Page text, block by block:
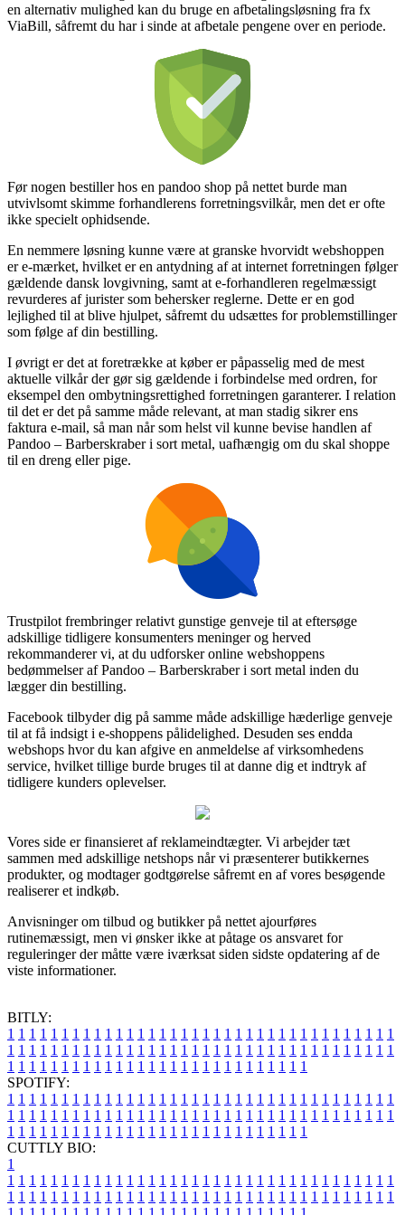
en alternativ mulighed kan du bruge en afbetalingsløsning fra fx
ViaBill, såfremt du har i sinde at afbetale pengene over en periode.
Før nogen bestiller hos en pandoo shop på nettet burde man
utvivlsomt skimme forhandlerens forretningsvilkår, men det er ofte
ikke specielt ophidsende.
En nemmere løsning kunne være at granske hvorvidt webshoppen
er e-mærket, hvilket er en antydning af at internet forretningen følger
gældende dansk lovgivning, samt at e-forhandleren regelmæssigt
revurderes af jurister som behersker reglerne. Dette er en god
lejlighed til at blive hjulpet, såfremt du udsættes for problemstillinger
som følge af din bestilling.
I øvrigt er det at foretrække at køber er påpasselig med de mest
aktuelle vilkår der gør sig gældende i forbindelse med ordren, for
eksempel den ombytningsrettighed forretningen garanterer. I relation
til det er det på samme måde relevant, at man stadig sikrer ens
faktura e-mail, så man når som helst vil kunne bevise handlen af
Pandoo – Barberskraber i sort metal, uafhængig om du skal shoppe
til en dreng eller pige.
Trustpilot frembringer relativt gunstige genveje til at eftersøge
adskillige tidligere konsumenters meninger og herved
rekommanderer vi, at du udforsker online webshoppens
bedømmelser af Pandoo – Barberskraber i sort metal inden du
lægger din bestilling.
Facebook tilbyder dig på samme måde adskillige hæderlige genveje
til at få indsigt i e-shoppens pålidelighed. Desuden ses endda
webshops hvor du kan afgive en anmeldelse af virksomhedens
service, hvilket tillige burde bruges til at danne dig et indtryk af
tidligere kunders oplevelser.
Vores side er finansieret af reklameindtægter. Vi arbejder tæt
sammen med adskillige netshops når vi præsenterer butikkernes
produkter, og modtager godtgørelse såfremt en af vores besøgende
realiserer et indkøb.
Anvisninger om tilbud og butikker på nettet ajourføres
rutinemæssigt, men vi ønsker ikke at påtage os ansvaret for
reguleringer der måtte være iværksat siden sidste opdatering af de
viste informationer.
BITLY:
1 1 1 1 1 1 1 1 1 1 1 1 1 1 1 1 1 1 1 1 1 1 1 1 1 1 1 1 1 1 1 1 1 1 1 1
1 1 1 1 1 1 1 1 1 1 1 1 1 1 1 1 1 1 1 1 1 1 1 1 1 1 1 1 1 1 1 1 1 1 1 1
1 1 1 1 1 1 1 1 1 1 1 1 1 1 1 1 1 1 1 1 1 1 1 1 1 1 1 1
SPOTIFY:
1 1 1 1 1 1 1 1 1 1 1 1 1 1 1 1 1 1 1 1 1 1 1 1 1 1 1 1 1 1 1 1 1 1 1 1
1 1 1 1 1 1 1 1 1 1 1 1 1 1 1 1 1 1 1 1 1 1 1 1 1 1 1 1 1 1 1 1 1 1 1 1
1 1 1 1 1 1 1 1 1 1 1 1 1 1 1 1 1 1 1 1 1 1 1 1 1 1 1 1
CUTTLY BIO:
1
1 1 1 1 1 1 1 1 1 1 1 1 1 1 1 1 1 1 1 1 1 1 1 1 1 1 1 1 1 1 1 1 1 1 1 1
1 1 1 1 1 1 1 1 1 1 1 1 1 1 1 1 1 1 1 1 1 1 1 1 1 1 1 1 1 1 1 1 1 1 1 1